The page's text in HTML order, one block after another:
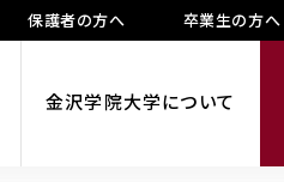
金沢学院大学について
保護者の方へ 卒業生の方へ